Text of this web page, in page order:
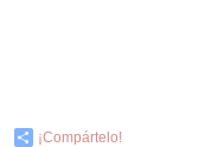
¡Compártelo!